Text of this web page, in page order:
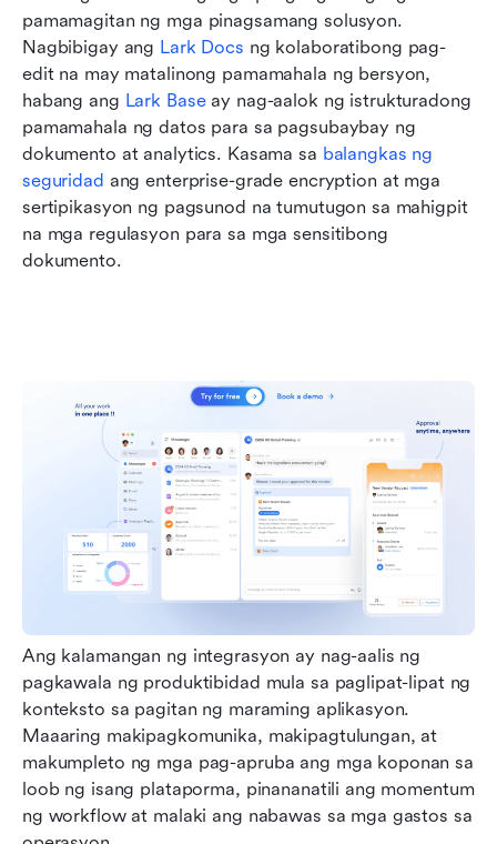
pamamagitan ng mga pinagsamang solusyon.
Nagbibigay ang Lark Docs ng kolaboratibong pag-
edit na may matalinong pamamahala ng bersyon,
habang ang Lark Base ay nag-aalok ng istrukturadong
pamamahala ng datos para sa pagsubaybay ng
dokumento at analytics. Kasama sa balangkas ng
seguridad ang enterprise-grade encryption at mga
sertipikasyon ng pagsunod na tumutugon sa mahigpit
na mga regulasyon para sa mga sensitibong
dokumento.
Ang kalamangan ng integrasyon ay nag-aalis ng
pagkawala ng produktibidad mula sa paglipat-lipat ng
konteksto sa pagitan ng maraming aplikasyon.
Maaaring makipagkomunika, makipagtulungan, at
makumpleto ng mga pag-apruba ang mga koponan sa
loob ng isang plataporma, pinananatili ang momentum
ng workflow at malaki ang nabawas sa mga gastos sa